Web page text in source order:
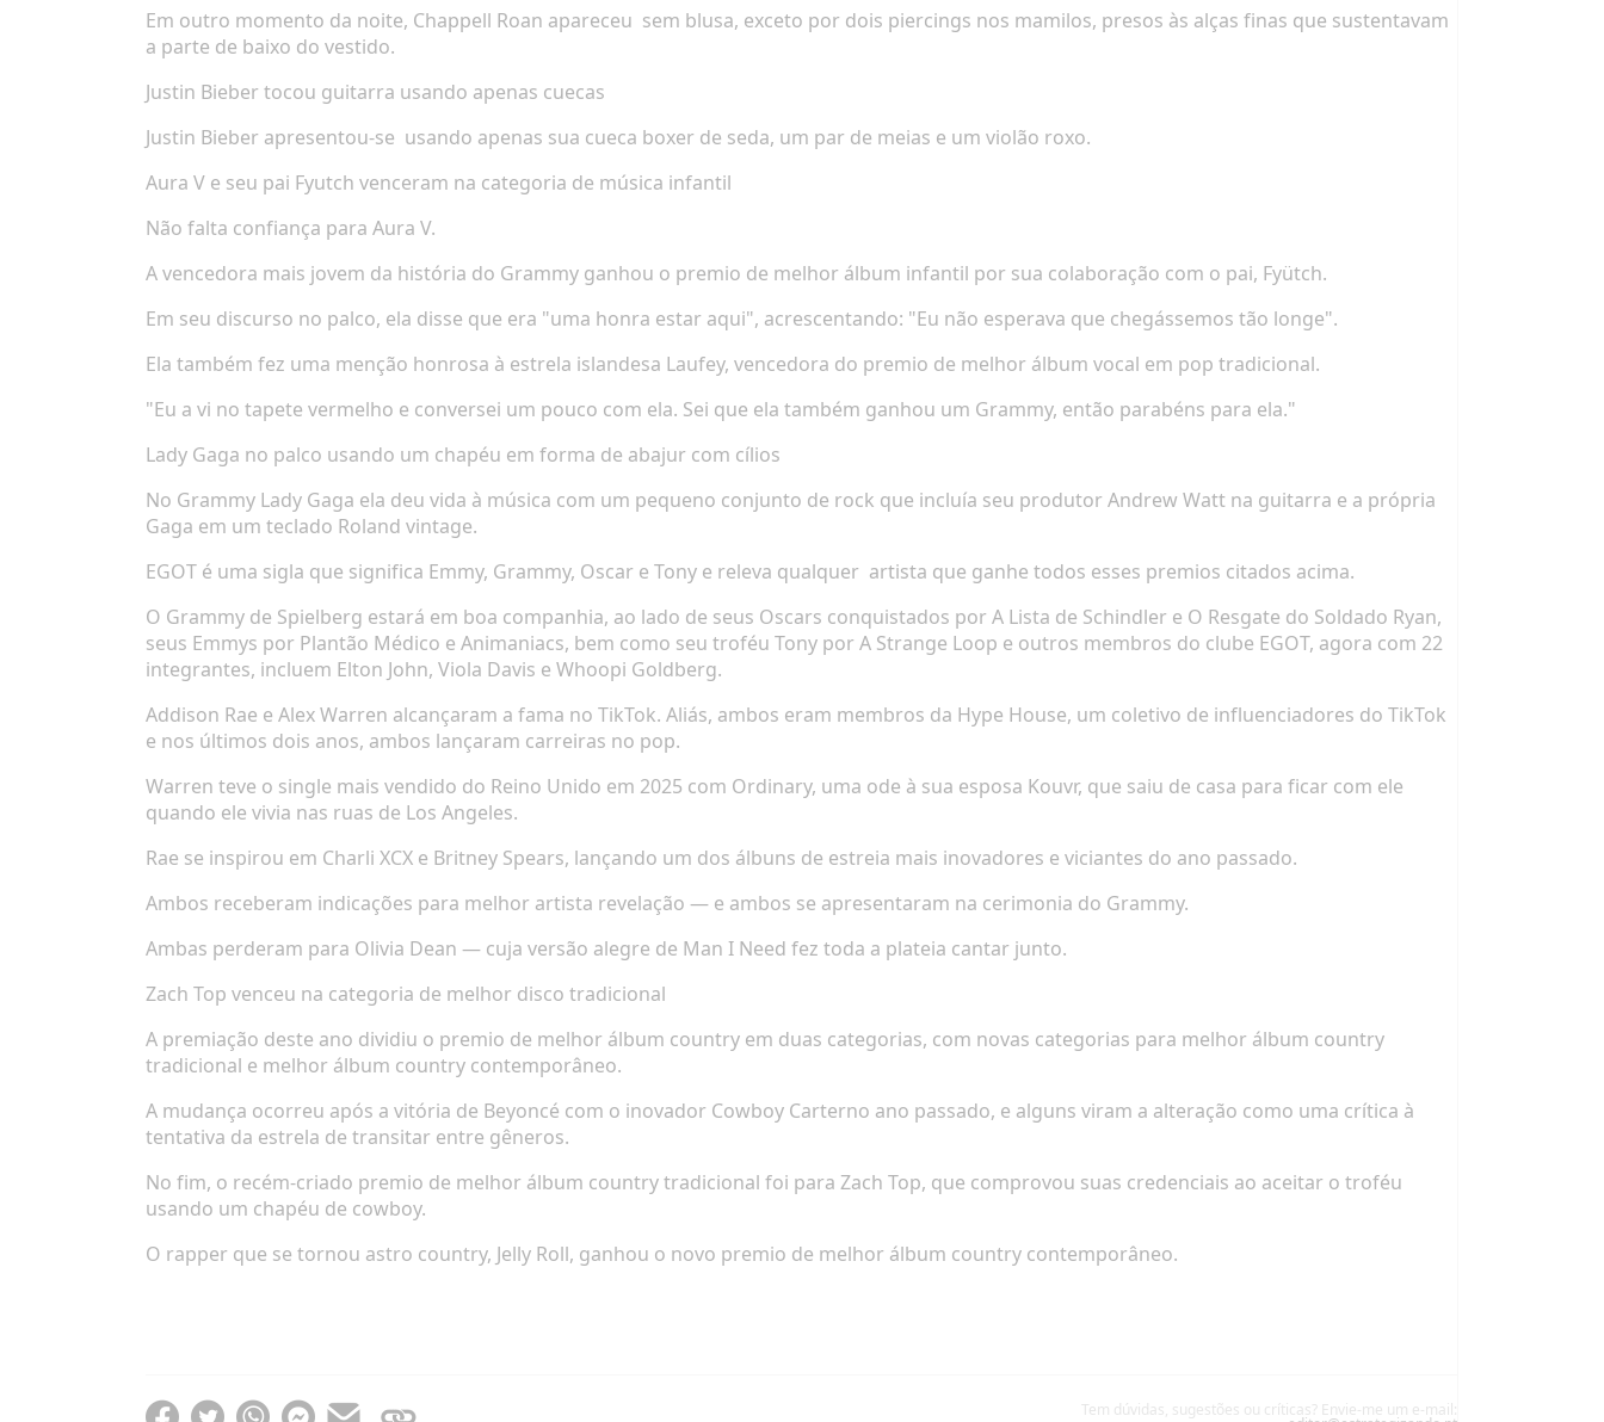
Em outro momento da noite, Chappell Roan apareceu sem blusa, exceto por dois piercings nos mamilos, presos às alças finas que sustentavam
a parte de baixo do vestido.
Justin Bieber tocou guitarra usando apenas cuecas
Justin Bieber apresentou-se usando apenas sua cueca boxer de seda, um par de meias e um violão roxo.
Aura V e seu pai Fyutch venceram na categoria de música infantil
Não falta confiança para Aura V.
A vencedora mais jovem da história do Grammy ganhou o premio de melhor álbum infantil por sua colaboração com o pai, Fyütch.
Em seu discurso no palco, ela disse que era "uma honra estar aqui", acrescentando: "Eu não esperava que chegássemos tão longe".
Ela também fez uma menção honrosa à estrela islandesa Laufey, vencedora do premio de melhor álbum vocal em pop tradicional.
"Eu a vi no tapete vermelho e conversei um pouco com ela. Sei que ela também ganhou um Grammy, então parabéns para ela."
Lady Gaga no palco usando um chapéu em forma de abajur com cílios
No Grammy Lady Gaga ela deu vida à música com um pequeno conjunto de rock que incluía seu produtor Andrew Watt na guitarra e a própria
Gaga em um teclado Roland vintage.
EGOT é uma sigla que significa Emmy, Grammy, Oscar e Tony e releva qualquer artista que ganhe todos esses premios citados acima.
O Grammy de Spielberg estará em boa companhia, ao lado de seus Oscars conquistados porA Lista de Schindler e O Resgate do Soldado Ryan,
seus Emmys por Plantão Médico eAnimaniacs, bem como seu troféu Tony porA Strange Loop e outros membros do clube EGOT, agora com 22
integrantes, incluem Elton John, Viola Davis e Whoopi Goldberg.
Addison Rae e Alex Warren alcançaram a fama no TikTok. Aliás, ambos eram membros da Hype House, um coletivo de influenciadores do TikTok
e nos últimos dois anos, ambos lançaram carreiras no pop.
Warren teve o single mais vendido do Reino Unido em 2025 com Ordinary, uma ode à sua esposa Kouvr, que saiu de casa para ficar com ele
quando ele vivia nas ruas de Los Angeles.
Rae se inspirou em Charli XCX e Britney Spears, lançando um dos álbuns de estreia mais inovadores e viciantes do ano passado.
Ambos receberam indicações para melhor artista revelação — e ambos se apresentaram na cerimonia do Grammy.
Ambas perderam para Olivia Dean — cuja versão alegre de Man I Needfez toda a plateia cantar junto.
Zach Top venceu na categoria de melhor disco tradicional
A premiação deste ano dividiu o premio de melhor álbum country em duas categorias, com novas categorias para melhor álbum country
tradicional e melhor álbum country contemporâneo.
A mudança ocorreu após a vitória de Beyoncé com o inovador Cowboy Carterno ano passado, e alguns viram a alteração como uma crítica à
tentativa da estrela de transitar entre gêneros.
No fim, o recém-criado premio de melhor álbum country tradicional foi para Zach Top, que comprovou suas credenciais ao aceitar o troféu
usando um chapéu de cowboy.
O rapper que se tornou astro country, Jelly Roll, ganhou o novo premio de melhor álbum country contemporâneo.
Tem dúvidas, sugestões ou críticas? Envie-me um e-mail: